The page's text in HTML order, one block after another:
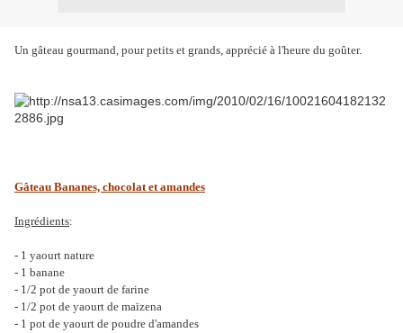
Un gâteau gourmand, pour petits et grands, apprécié à l'heure du goûter.
Gâteau Bananes, chocolat et amandes
Ingrédients:
- 1 yaourt nature
- 1 banane
- 1/2 pot de yaourt de farine
- 1/2 pot de yaourt de maïzena
- 1 pot de yaourt de poudre d'amandes